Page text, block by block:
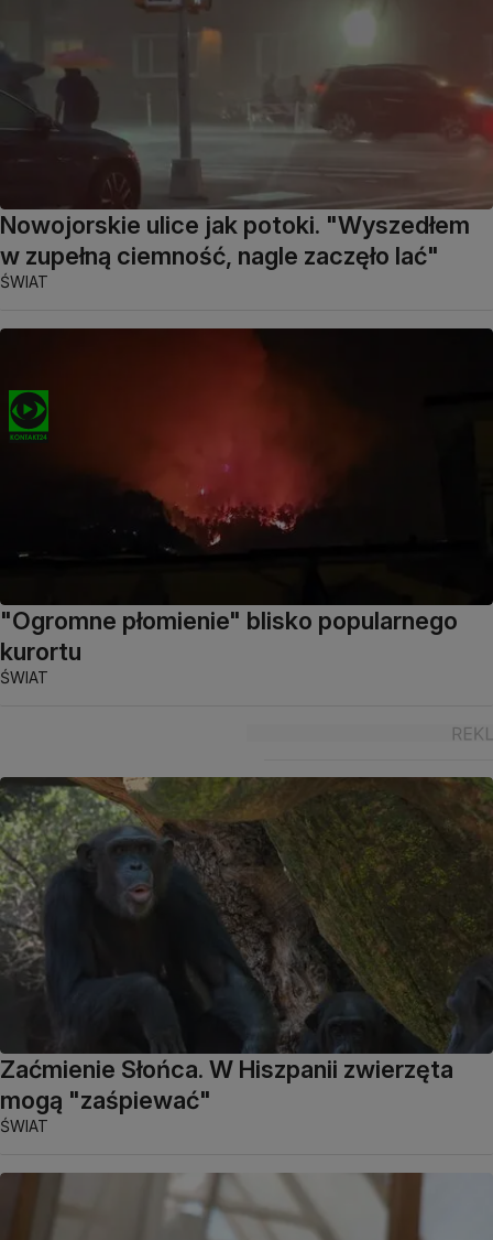
Nowojorskie ulice jak potoki. "Wyszedłem
w zupełną ciemność, nagle zaczęło lać"
ŚWIAT
"Ogromne płomienie" blisko popularnego
kurortu
ŚWIAT
Zaćmienie Słońca. W Hiszpanii zwierzęta
mogą "zaśpiewać"
ŚWIAT